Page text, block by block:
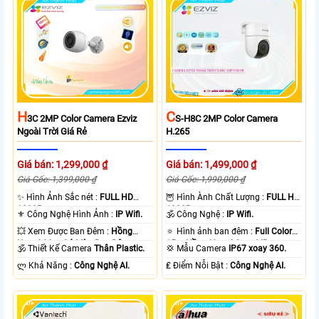
H3C 2MP Color Camera Ezviz
Ngoài Trời Giá Rẻ
Giá bán: 1,299,000 ₫
Giá Gốc: 1,399,000 ₫
✨ Hình Ảnh Sắc nét : FULL HD
1080P .
⚜️ Công Nghệ Hình Ảnh : IP Wifi.
💥 Xem Được Ban Đêm : Hồng
Ngoại 30m Có Màu Ban Ðêm.
🕉️ Thiết Kế CameraThân Plastic.
️ლ Khả Năng :Công Nghệ AI.
CS-H8C 2MP Color Camera
H.265
Giá bán: 1,499,000 ₫
Giá Gốc: 1,990,000 ₫
🦉 Hình Ành Chất Lượng : FULL HD
1080P .
🕉️ Công Nghệ : IP Wifi.
🔅 Hình ảnh ban đêm : Full Color
15m Hồng Ngoại Smart IR.
💢 Mẫu Camera IP67 xoay 360.
️₤ Điểm Nỗi Bật :Công Nghệ AI.